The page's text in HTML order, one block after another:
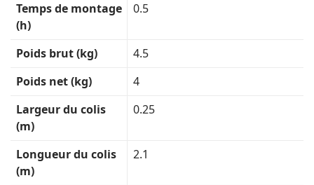
Temps de montage
(h)
0.5
Poids brut (kg)
4.5
Poids net (kg)
4
Largeur du colis
(m)
0.25
Longueur du colis
(m)
2.1